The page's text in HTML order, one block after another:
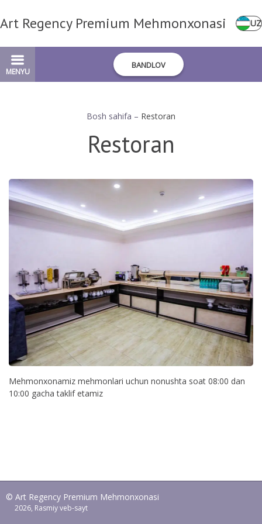
Art Regency Premium Mehmonxonasi UZ
MENYU
BANDLOV
Bosh sahifa – Restoran
Restoran
Mehmonxonamiz mehmonlari uchun nonushta soat 08:00 dan
10:00 gacha taklif etamiz
© Art Regency Premium Mehmonxonasi
2026, Rasmiy veb-sayt